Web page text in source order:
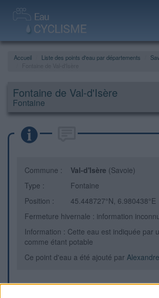
Accueil Liste des points d'eau par départements
Fontaine de Val-d'Isère
Fontaine
Commune : Val-d'Isère (Savoie)
Type :
Fontaine
Position :
45.448727°N, 6.980438°E
Fermeture hivernale : information
Information : Cette eau est indiquée par
comme étant potable
Ce point d'eau a été ajouté par